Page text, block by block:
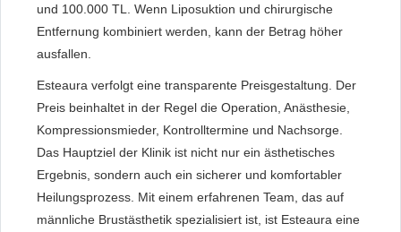
und 100.000 TL. Wenn Liposuktion und chirurgische
Entfernung kombiniert werden, kann der Betrag höher
ausfallen.
Esteaura verfolgt eine transparente Preisgestaltung. Der
Preis beinhaltet in der Regel die Operation, Anästhesie,
Kompressionsmieder, Kontrolltermine und Nachsorge.
Das Hauptziel der Klinik ist nicht nur ein ästhetisches
Ergebnis, sondern auch ein sicherer und komfortabler
Heilungsprozess. Mit einem erfahrenen Team, das auf
männliche Brustästhetik spezialisiert ist, ist Esteaura eine